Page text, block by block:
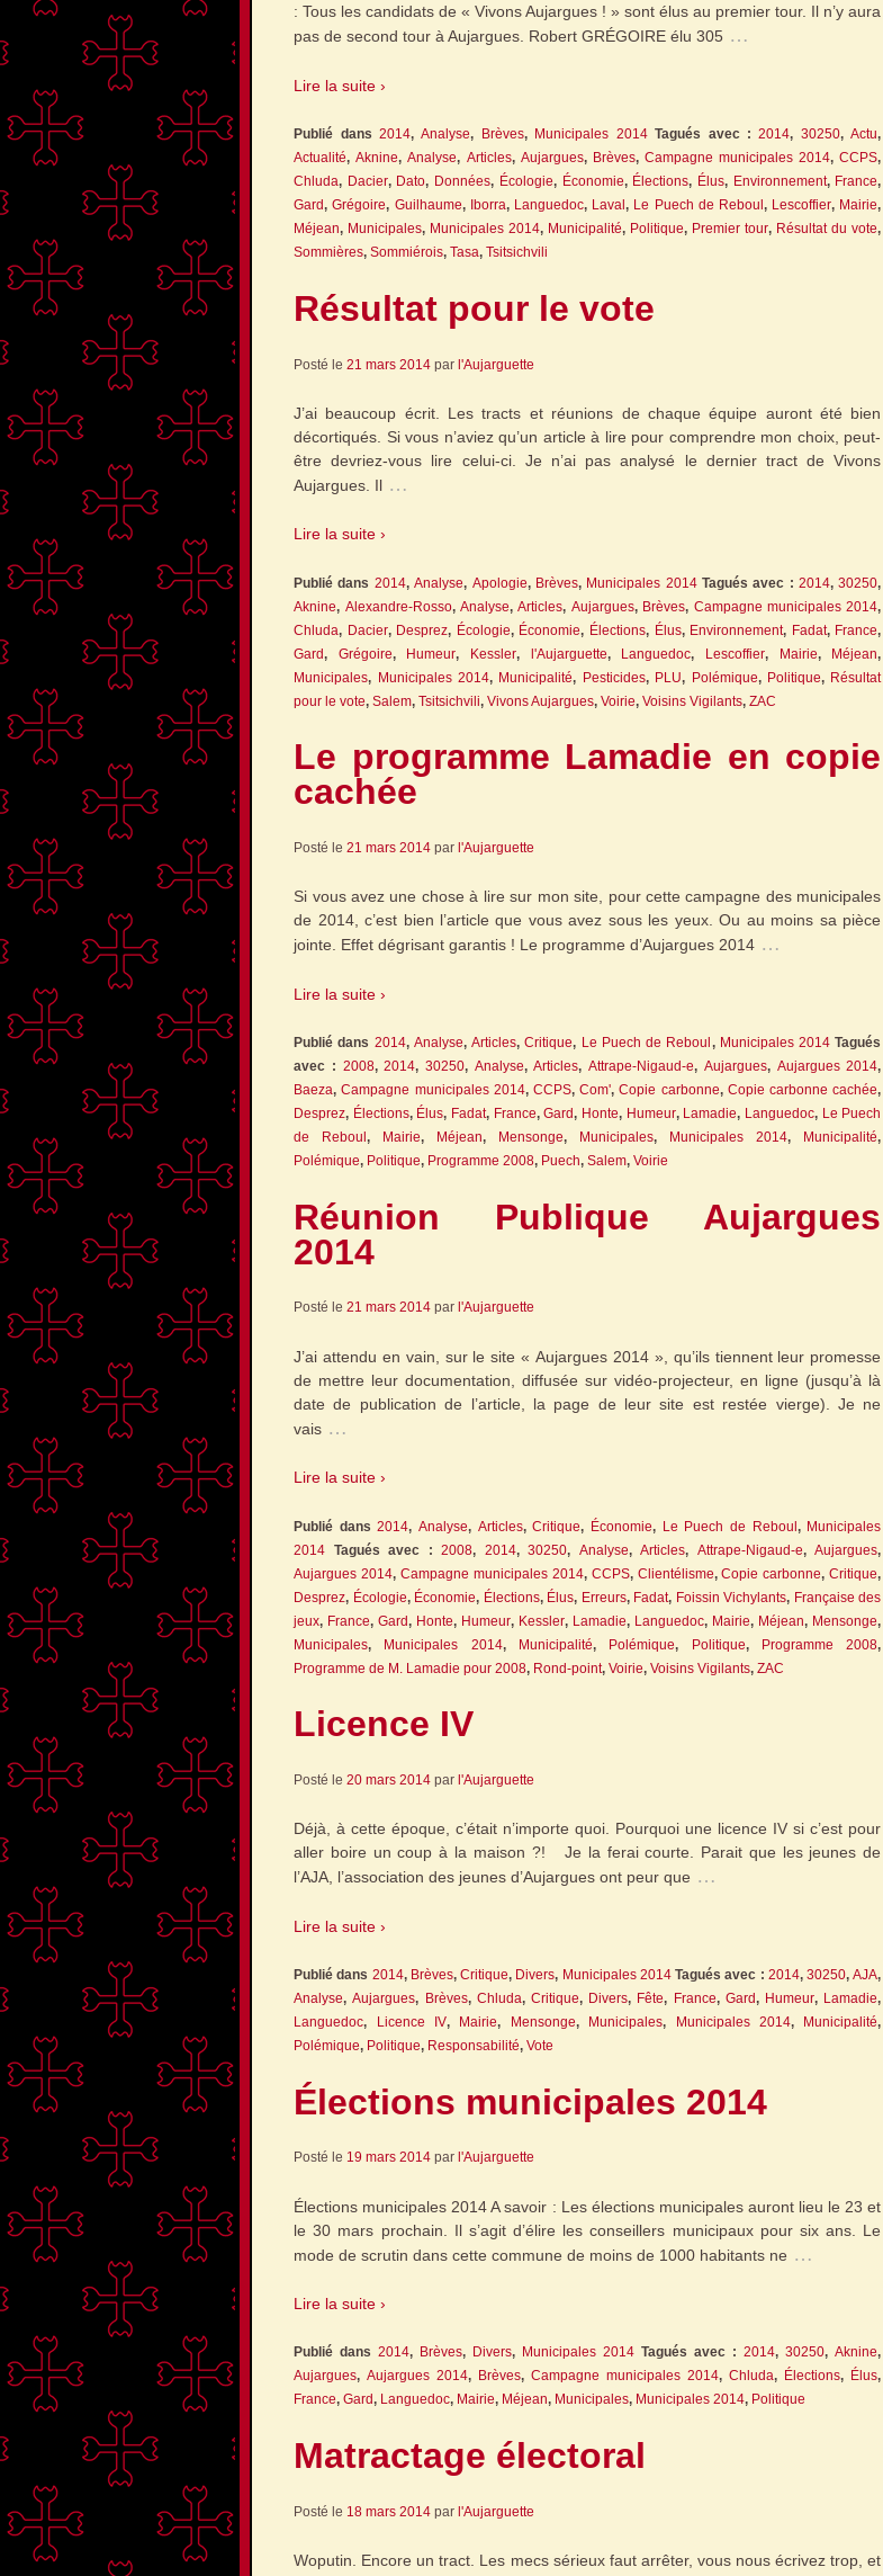
: Tous les candidats de « Vivons Aujargues ! » sont élus au premier tour. Il n’y aura
pas de second tour à Aujargues. Robert GRÉGOIRE élu 305 …
Lire la suite ›
Publié dans 2014,Analyse, Brèves, Municipales 2014Tagués avec :2014, 30250,Actu,
Actualité,Aknine,Analyse, Articles, Aujargues, Brèves, Campagne municipales 2014,CCPS,
Chluda, Dacier, Dato, Données, Écologie, Économie, Élections, Élus, Environnement, France,
Gard,Grégoire, Guilhaume, Iborra, Languedoc, Laval, Le Puech de Reboul , Lescoffier, Mairie,
Méjean, Municipales, Municipales 2014, Municipalité, Politique, Premier tour, Résultat du vote,
Sommières,Sommiérois,Tasa,Tsitsichvili
Résultat pour le vote
Posté le21 mars 2014 parl'Aujarguette
J’ai beaucoup écrit. Les tracts et réunions de chaque équipe auront été bien
décortiqués. Si vous n’aviez qu’un article à lire pour comprendre mon choix, peut-
être devriez-vous lire celui-ci. Je n’ai pas analysé le dernier tract de Vivons
Aujargues. Il …
Lire la suite ›
Publié dans 2014,Analyse, Apologie, Brèves, Municipales 2014Tagués avec : 2014,30250,
Aknine, Alexandre-Rosso, Analyse,Articles, Aujargues, Brèves, Campagne municipales 2014,
Chluda, Dacier, Desprez, Écologie, Économie, Élections, Élus, Environnement, Fadat, France,
Gard, Grégoire, Humeur, Kessler, l'Aujarguette, Languedoc, Lescoffier, Mairie, Méjean,
Municipales, Municipales 2014, Municipalité, Pesticides, PLU, Polémique, Politique, Résultat
pour le vote,Salem,Tsitsichvili,Vivons Aujargues,Voirie,Voisins Vigilants,ZAC
Le programme Lamadie en copie
cachée
Posté le21 mars 2014 par l'Aujarguette
Si vous avez une chose à lire sur mon site, pour cette campagne des municipales
de 2014, c’est bien l’article que vous avez sous les yeux. Ou au moins sa pièce
jointe. Effet dégrisant garantis ! Le programme d’Aujargues 2014 …
Lire la suite ›
Publié dans 2014, Analyse,Articles,Critique, Le Puech de Reboul , Municipales 2014 Tagués
avec : 2008,2014, 30250, Analyse,Articles,Attrape-Nigaud-e, Aujargues, Aujargues 2014,
Baeza,Campagne municipales 2014, CCPS,Com',Copie carbonne, Copie carbonne cachée,
Desprez, Élections, Élus, Fadat, France,Gard, Honte, Humeur, Lamadie, Languedoc, Le Puech
de Reboul, Mairie, Méjean, Mensonge, Municipales, Municipales 2014, Municipalité,
Polémique, Politique, Programme 2008, Puech,Salem,Voirie
Réunion Publique Aujargues
2014
Posté le21 mars 2014 par l'Aujarguette
J’ai attendu en vain, sur le site « Aujargues 2014 », qu’ils tiennent leur promesse
de mettre leur documentation, diffusée sur vidéo-projecteur, en ligne (jusqu’à là
date de publication de l’article, la page de leur site est restée vierge). Je ne
vais …
Lire la suite ›
Publié dans2014,Analyse, Articles,Critique, Économie, Le Puech de Reboul, Municipales
2014 Tagués avec :2008, 2014,30250, Analyse,Articles, Attrape-Nigaud-e,Aujargues,
Aujargues 2014, Campagne municipales 2014, CCPS, Clientélisme,Copie carbonne,Critique,
Desprez, Écologie, Économie, Élections, Élus, Erreurs, Fadat, Foissin Vichylants, Française des
jeux, France,Gard, Honte, Humeur, Kessler, Lamadie, Languedoc, Mairie, Méjean, Mensonge,
Municipales, Municipales 2014, Municipalité, Polémique, Politique, Programme 2008,
Programme de M. Lamadie pour 2008, Rond-point,Voirie,Voisins Vigilants,ZAC
Licence IV
Posté le20 mars 2014 parl'Aujarguette
Déjà, à cette époque, c’était n’importe quoi. Pourquoi une licence IV si c’est pour
aller boire un coup à la maison ?! Je la ferai courte. Parait que les jeunes de
l’AJA, l’association des jeunes d’Aujargues ont peur que …
Lire la suite ›
Publié dans 2014, Brèves,Critique, Divers, Municipales 2014Tagués avec : 2014,30250,AJA,
Analyse,Aujargues, Brèves, Chluda, Critique, Divers, Fête, France, Gard, Humeur, Lamadie,
Languedoc, Licence IV, Mairie, Mensonge, Municipales, Municipales 2014, Municipalité,
Polémique, Politique, Responsabilité,Vote
Élections municipales 2014
Posté le 19 mars 2014 par l'Aujarguette
Élections municipales 2014 A savoir : Les élections municipales auront lieu le 23 et
le 30 mars prochain. Il s’agit d’élire les conseillers municipaux pour six ans. Le
mode de scrutin dans cette commune de moins de 1000 habitants ne …
Lire la suite ›
Publié dans2014, Brèves, Divers, Municipales 2014 Tagués avec :2014,30250,Aknine,
Aujargues,Aujargues 2014, Brèves,Campagne municipales 2014,Chluda, Élections, Élus,
France,Gard, Languedoc, Mairie, Méjean, Municipales, Municipales 2014, Politique
Matractage électoral
Posté le 18 mars 2014 parl'Aujarguette
Woputin. Encore un tract. Les mecs sérieux faut arrêter, vous nous écrivez trop, et